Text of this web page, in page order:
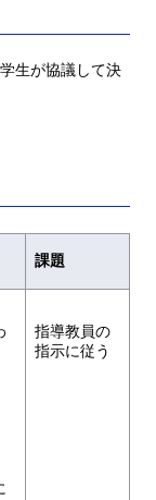
生が協議して決
課題
指導教員の
指示に従う